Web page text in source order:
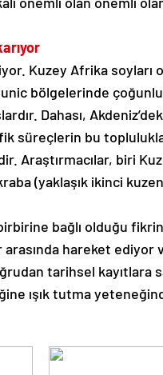
Kuzey Afrika soyları
bölgelerinde
Dahası,
süreçlerin bu
Araştırmacılar, biri
(yaklaşık ikinci
bağlı olduğu
hareket ediyor
tarihsel kayıtlara
ışık tutma